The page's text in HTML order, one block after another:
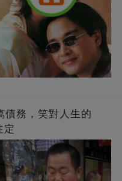
債務，笑對人生的
定